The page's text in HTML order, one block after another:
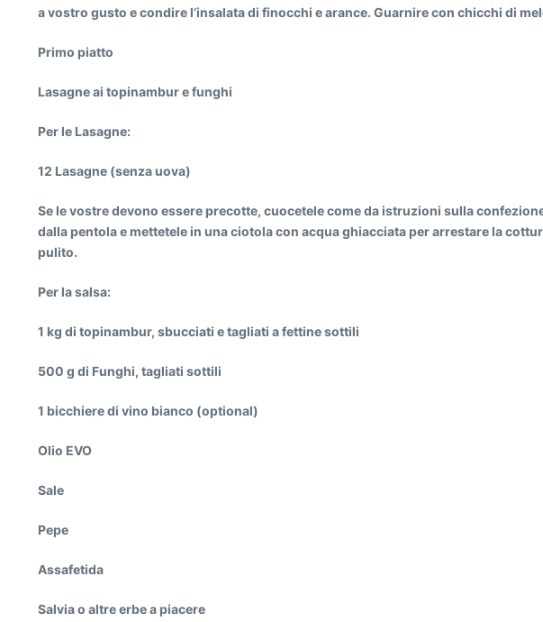
a vostro gusto e condire l’insalata di finocchi e arance. Guarnire con chicchi di
Primo piatto
Lasagne ai topinambur e funghi
Per le Lasagne:
12 Lasagne (senza uova)
Se le vostre devono essere precotte, cuocetele come da istruzioni sulla
dalla pentola e mettetele in una ciotola con acqua ghiacciata per arrestare la
pulito.
Per la salsa:
1 kg di topinambur, sbucciati e tagliati a fettine sottili
500 g di Funghi, tagliati sottili
1 bicchiere di vino bianco (optional)
Olio EVO
Sale
Pepe
Assafetida
Salvia o altre erbe a piacere